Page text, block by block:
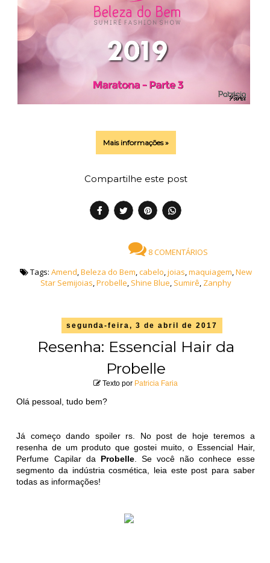
Mais informações »
Compartilhe este post
8 COMENTÁRIOS
Tags: Amend,Beleza do Bem,cabelo,joias,maquiagem,New
Star Semijoias,Probelle, Shine Blue, Sumirê, Zanphy
segunda-feira, 3 de abril de 2017
Resenha: Essencial Hair da
Probelle
Texto por Patricia Faria
Olá pessoal, tudo bem?
Já começo dando spoiler rs. No post de hoje teremos a
resenha de um produto que gostei muito, o Essencial Hair,
Perfume Capilar da Probelle. Se você não conhece esse
segmento da indústria cosmética, leia este post para saber
todas as informações!